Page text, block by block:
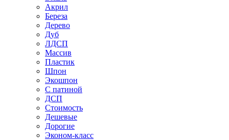
Акрил
Береза
Дерево
Дуб
ЛДСП
Массив
Пластик
Шпон
Экошпон
С патиной
ДСП
Стоимость
Дешевые
Дорогие
Эконом-класс